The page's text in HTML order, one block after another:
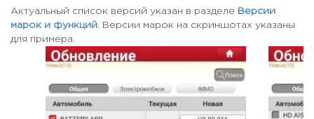
Актуальный список версий указан в разделе Версии
марок и функций . Версии марок на скриншотах указаны
для примера.